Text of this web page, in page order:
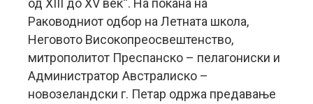
од XIII до XV век“. На покана на
Раководниот одбор на Летната школа,
Неговото Високопреосвештенство,
митрополитот Преспанско – пелагониски и
Администратор Австралиско –
новозеландски г. Петар одржа предавање